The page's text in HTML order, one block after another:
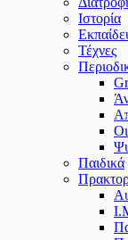
Ιστορία
Τέχνες
Παιδικά